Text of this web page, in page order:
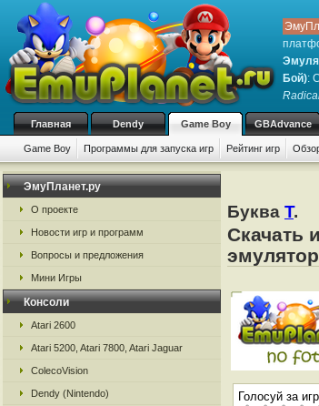
Бой):
Главная Dendy Game Boy GBAdvance
Game Boy Программы для запуска игр Рейтинг игр
ЭмуПланет.ру
О проекте
Новости игр и программ
Вопросы и предложения
Мини Игры
Консоли
Atari 2600
Atari 5200, Atari 7800, Atari Jaguar
ColecoVision
Dendy (Nintendo)
Буква T.
Скачать
Голосуй за